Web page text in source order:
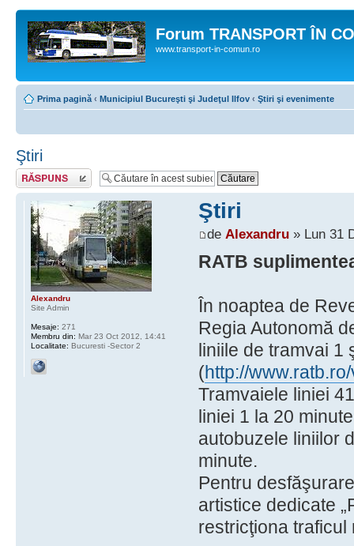
Forum TRANSPORT ÎN
www.transport-in-comun.ro
Prima pagină ‹ Municipiul Bucureşti şi Judeţul Ilfov ‹ Ştiri şi evenimente
Ştiri
Răspunde
Ştiri
de Alexandru» Lun 31
RATB
În noaptea de
Regia Autonomă
liniile de tramvai 1
(http://
Tramvaiele liniei
liniei 1 la 20
autobuzele liniilor
minute.
Pentru
artistice dedicate
restricţiona
Alexandru
Site Admin
Mesaje: 271
Membru din: Mar 23 Oct 2012, 14:41
Localitate: Bucuresti -Sector 2